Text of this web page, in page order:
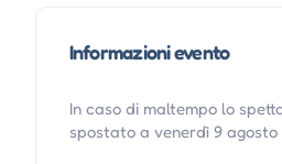
Informazioni evento
In caso di maltempo lo
spostato a venerdì 9 agosto